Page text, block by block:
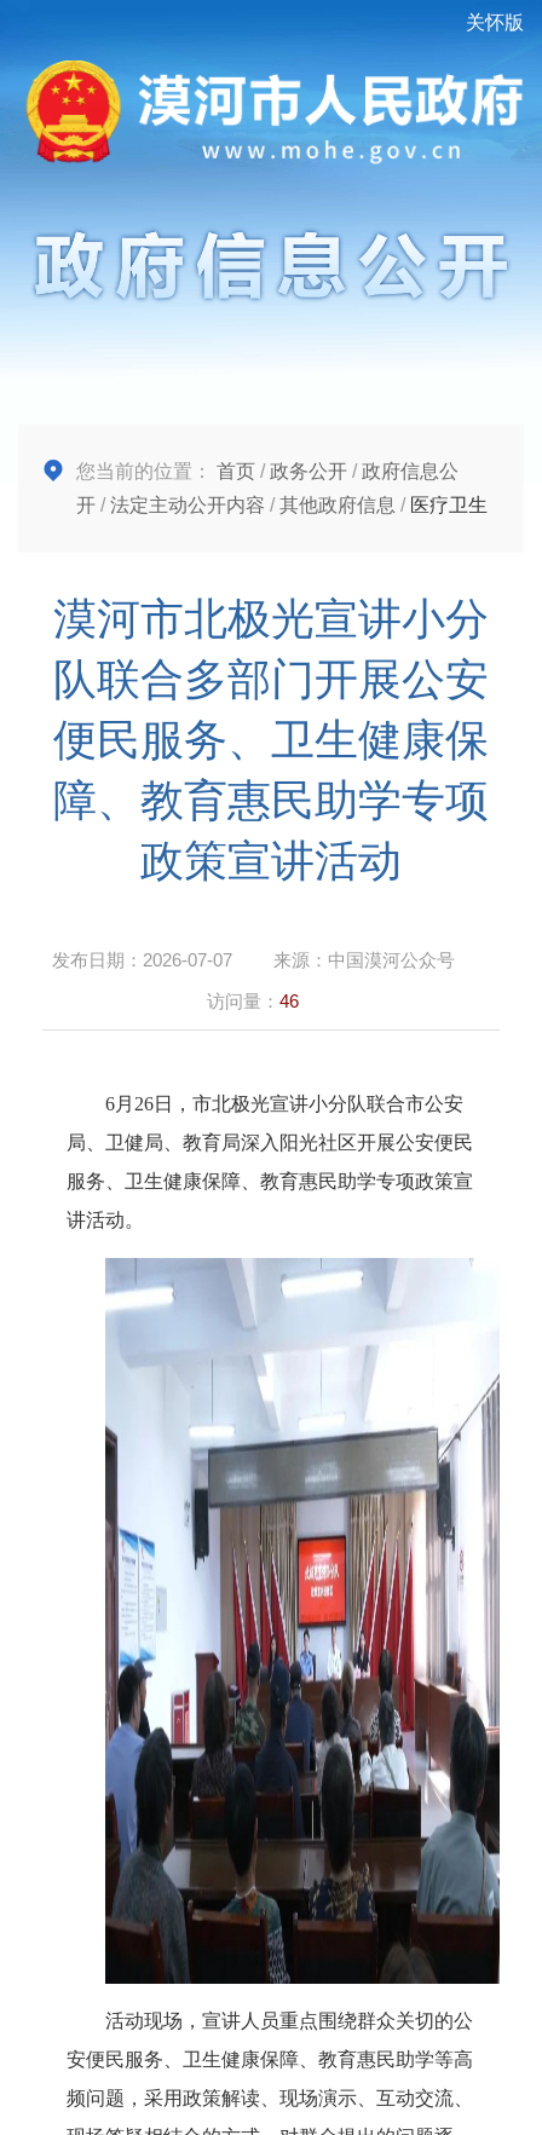
关怀版
您当前的位置： 首页 /政务公开 /政府信息公
开 /法定主动公开内容 /其他政府信息 / 医疗卫生
漠河市北极光宣讲小分
队联合多部门开展公安
便民服务、卫生健康保
障、教育惠民助学专项
政策宣讲活动
发布日期： 2026-07-07 来源： 中国漠河公众号
访问量： 46
6月26日，市北极光宣讲小分队联合市公安
局、卫健局、教育局深入阳光社区开展公安便民
服务、卫生健康保障、教育惠民助学专项政策宣
讲活动。
活动现场，宣讲人员重点围绕群众关切的公
安便民服务、卫生健康保障、教育惠民助学等高
频问题，采用政策解读、现场演示、互动交流、